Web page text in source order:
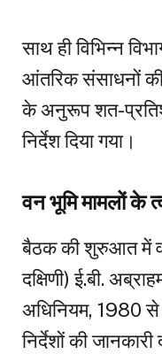
साथ ही विभिन्न
आंतरिक संसाधनों की
के अनुरूप शत-
निर्देश दिया गया।
वन भूमि मामलों के
बैठक की शुरुआत में
दक्षिणी) ई.बी.
अधिनियम, 1980 से
निर्देशों की